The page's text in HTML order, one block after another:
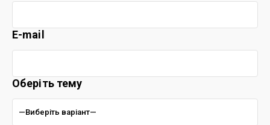
E-mail
Оберіть тему